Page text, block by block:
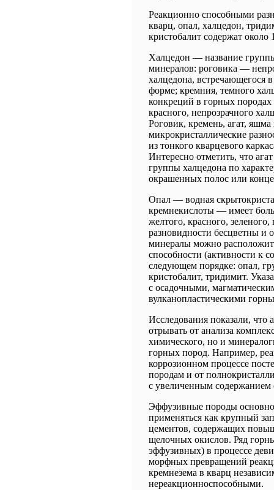
Реакционно способными
кварц, опал, халцедон,
кристобалит содержат около
Халцедон — название
минералов: роговика —
халцедона, встречающегося
форме; кремния, темного
конкреций в горных
красного, непрозрачного
Роговик, кремень, агат,
микрокристаллические
из тонкого кварцевого
Интересно отметить, что
группы халцедона по
окрашенных полос или
Опал — водная
кремнекислоты — имеет
желтого, красного,
разновидности бесцветны и
минералы можно
способности (активности к
следующем порядке: опал,
кристобалит, тридимит.
с осадочными,
вулканопластическими
Исследования показали, что
отрывать от анализа
химического, но и
горных пород. Например,
коррозионном процессе
породам и от
с увеличенным содержанием
Эффузивные породы
применяться как крупный
цементов, содержащих
щелочных окислов. Ряд
эффузивных) в процессе
морфных превращений
кремнезема в кварц
нереакционноспособными.